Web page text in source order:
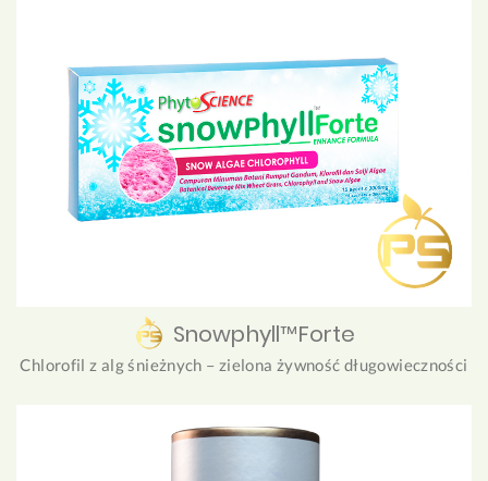
Snowphyll™Forte
Chlorofil z alg śnieżnych – zielona żywność długowieczności